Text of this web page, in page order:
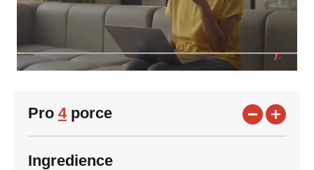
Pro 4porce
Ingredience